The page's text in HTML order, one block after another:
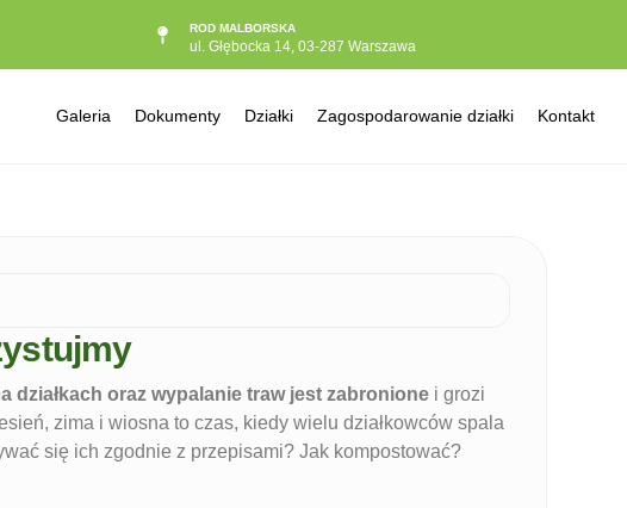
ROD MALBORSKA
ul. Głębocka 14, 03-287 Warszawa
Galeria Dokumenty Działki Zagospodarowanie działki Kontakt
działkach oraz wypalanie traw jest zabronione i grozi
zima i wiosna to czas, kiedy wielu działkowców spala
się ich zgodnie z przepisami? Jak kompostować?